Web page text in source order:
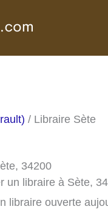
/ Libraire Sète
34200
un libraire à Sète,
libraire ouverte